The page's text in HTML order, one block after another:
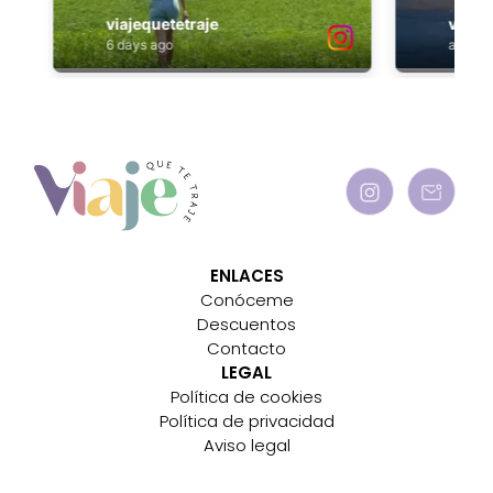
ENLACES
Conóceme
Descuentos
Contacto
LEGAL
Política de cookies
Política de privacidad
Aviso legal